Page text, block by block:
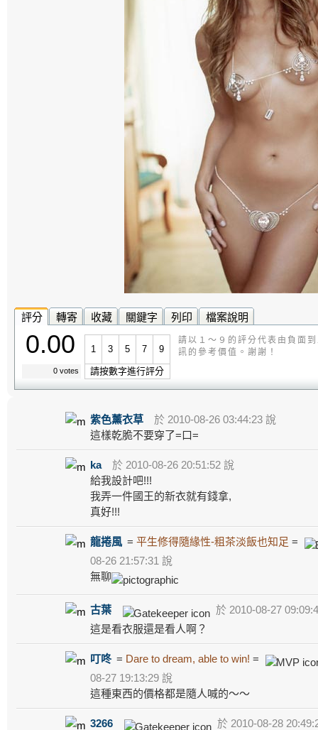
評分 轉寄 收藏 關鍵字 列印 檔案說明
0.00
0 votes
1 3 5 7 9
請按數字進行評分
請以１～９的評分代表由負面
訊的參考價值。謝謝！
紫色薰衣草
於 2010-08-26 03:44:23 說
這樣乾脆不要穿了=口=
ka
於 2010-08-26 20:51:52 說
給我設計吧!!!
我弄一件國王的新衣就有錢拿,
真好!!!
龍捲風 =平生修得隨緣性-粗茶淡飯也知足 =
08-26 21:57:31 說
無聊
古葉
於 2010-08-27
這是看衣服還是看人啊？
叮咚 = Dare to dream, able to win! =
08-27 19:13:29 說
這種東西的價格都是隨人喊的～～
3266
於 2010-08-28